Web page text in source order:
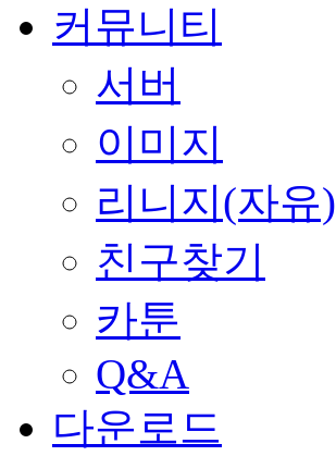
커뮤니티
서버
이미지
리니지(자유)
친구찾기
카툰
Q&A
다운로드